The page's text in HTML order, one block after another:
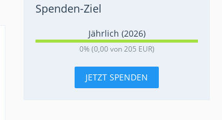
Spenden-Ziel
Jährlich (2026)
0
0% (0,00 von 205 EUR)
JETZT SPENDEN